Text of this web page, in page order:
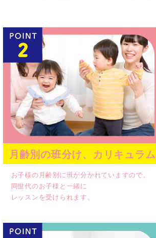
月齢別の班分け、カリキュラム
お子様の月齢別に班が分かれていますので、
同世代のお子様と一緒に
レッスンを受けられます。